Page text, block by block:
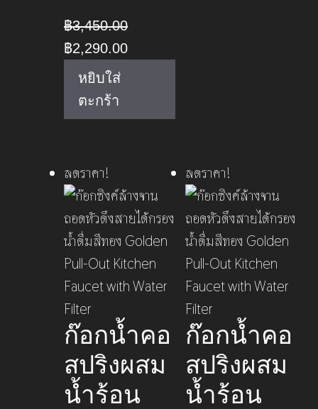
฿3,450.00
Original
price
฿3,450.00.
฿2,290.00Current
฿2,290.00.
หยิบใส่
ตะกร้า
ลดราคา!
ก๊อกน้ำคอ
สปริงผสม
น้ำร้อน
ลดราคา!
ก๊อกน้ำคอ
สปริงผสม
น้ำร้อน